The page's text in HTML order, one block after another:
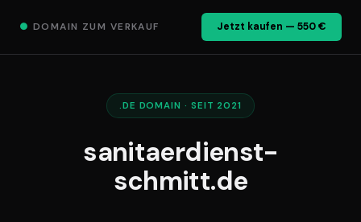
● DOMAIN ZUM VERKAUF Jetzt kaufen — 550 €
.DE DOMAIN · SEIT 2021
sanitaerdienst-
schmitt.de